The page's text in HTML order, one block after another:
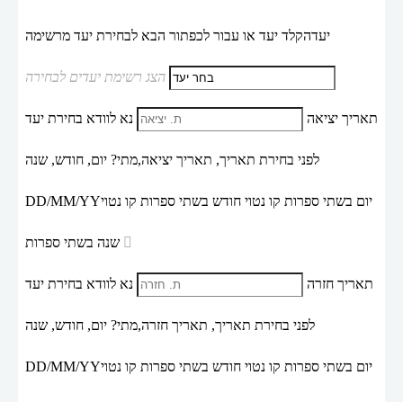
יעדהקלד יעד או עבור לכפתור הבא לבחירת יעד מרשימה
הצג רשימת יעדים לבחירה
תאריך יציאה נא לוודא בחירת יעד
לפני בחירת תאריך, תאריך יציאה,מתי? יום, חודש, שנה
DD/MM/YYיום בשתי ספרות קו נטוי חודש בשתי ספרות קו נטוי
תאריך חזרה נא לוודא בחירת יעד
לפני בחירת תאריך, תאריך חזרה,מתי? יום, חודש, שנה
DD/MM/YYיום בשתי ספרות קו נטוי חודש בשתי ספרות קו נטוי